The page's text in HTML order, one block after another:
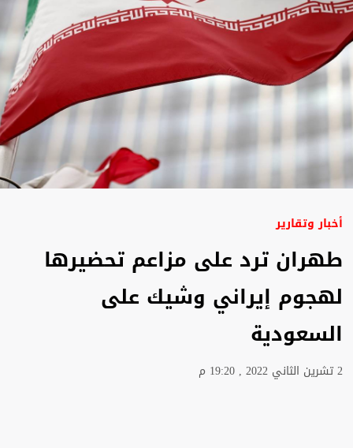
أخبار وتقارير
طهران ترد على مزاعم تحضيرها
لهجوم إيراني وشيك على
السعودية
2 تشرين الثاني 2022 , 19:20 م